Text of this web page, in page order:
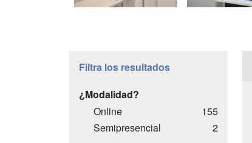
Filtra los resultados
¿Modalidad?
Online
155
Semipresencial
2